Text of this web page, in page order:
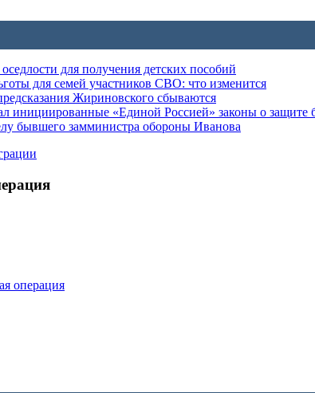
для получения детских пособий
для семей участников СВО: что изменится
Жириновского сбываются
инициированные «Единой Россией» законы о защите
бывшего замминистра обороны Иванова
операция